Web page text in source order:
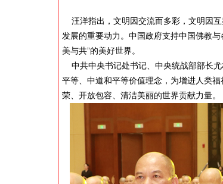
汪洋指出，文明因交流而多彩，文明因互
发展的重要动力。中国政府支持中国佛教
美与共”的美好世界。
中共中央书记处书记、中央统战部部长
平等、中道和平等价值理念，为增进人类
荣、开放包容、清洁美丽的世界贡献力量。